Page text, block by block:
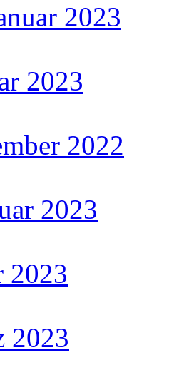
2023
2023
2022
2023
2023
2023